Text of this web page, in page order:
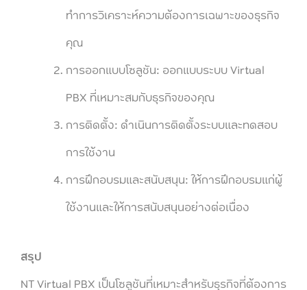
ทำการวิเคราะห์ความต้องการเฉพาะของธุรกิจ
คุณ
การออกแบบโซลูชัน: ออกแบบระบบ Virtual
PBX ที่เหมาะสมกับธุรกิจของคุณ
การติดตั้ง: ดำเนินการติดตั้งระบบและทดสอบ
การใช้งาน
การฝึกอบรมและสนับสนุน: ให้การฝึกอบรมแก่ผู้
ใช้งานและให้การสนับสนุนอย่างต่อเนื่อง
สรุป
NT Virtual PBX เป็นโซลูชันที่เหมาะสำหรับธุรกิจที่ต้องการ